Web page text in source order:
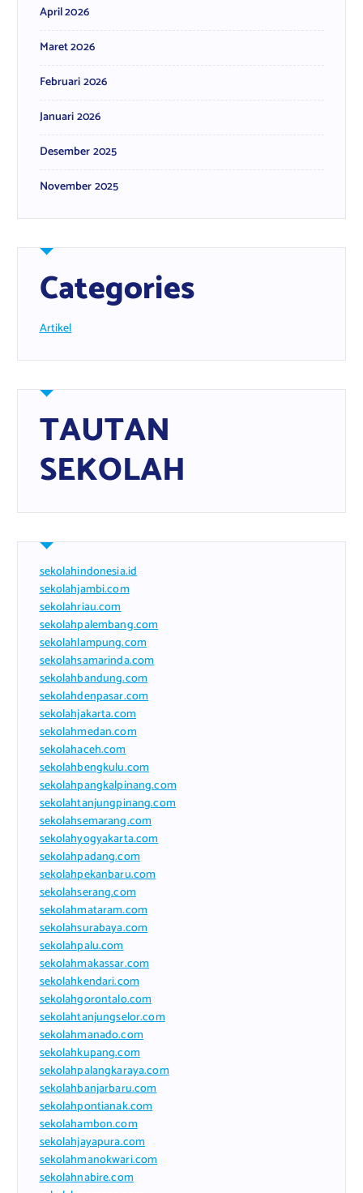
April 2026
Maret 2026
Februari 2026
Januari 2026
Desember 2025
November 2025
Categories
Artikel
TAUTAN
SEKOLAH
sekolahindonesia.id
sekolahjambi.com
sekolahriau.com
sekolahpalembang.com
sekolahlampung.com
sekolahsamarinda.com
sekolahbandung.com
sekolahdenpasar.com
sekolahjakarta.com
sekolahmedan.com
sekolahaceh.com
sekolahbengkulu.com
sekolahpangkalpinang.com
sekolahtanjungpinang.com
sekolahsemarang.com
sekolahyogyakarta.com
sekolahpadang.com
sekolahpekanbaru.com
sekolahserang.com
sekolahmataram.com
sekolahsurabaya.com
sekolahpalu.com
sekolahmakassar.com
sekolahkendari.com
sekolahgorontalo.com
sekolahtanjungselor.com
sekolahmanado.com
sekolahkupang.com
sekolahpalangkaraya.com
sekolahbanjarbaru.com
sekolahpontianak.com
sekolahambon.com
sekolahjayapura.com
sekolahmanokwari.com
sekolahnabire.com